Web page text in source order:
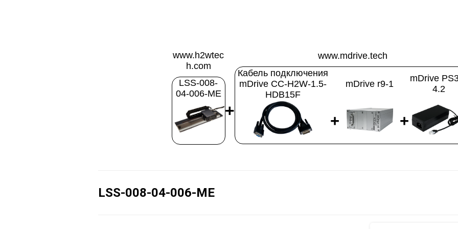
www.h2wtec
h.com
LSS-008-
04-006-ME
+
www.mdrive.tech
Кабель подключения
mDrive CC-H2W-1.5-
HDB15F
mDrive r9-1
mDrive
4.2
+ +
LSS-008-04-006-ME